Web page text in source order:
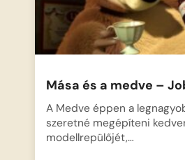
Mása és a medve –
A Medve éppen a
szeretné megépíteni
modellrepülőjét,…